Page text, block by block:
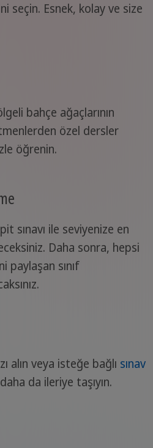
seçin. Esnek, kolay ve size
bahçe ağaçlarının
özel dersler
öğrenin.
sınavı ile seviyenize en
Daha sonra, hepsi
paylaşan sınıf
alın veya isteğe bağlı sınav
da ileriye taşıyın.